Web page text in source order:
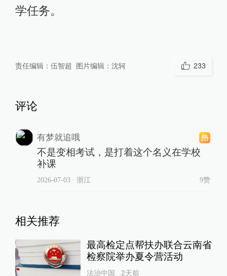
学任务。
责任编辑： 伍智超 图片编辑： 沈轲 233
评论
有梦就追哦
不是变相考试，是打着这个名义在学校
补课
2026-07-03∙ 浙江 9赞
相关推荐
最高检定点帮扶办联合云南省
检察院举办夏令营活动
法治中国 2天前